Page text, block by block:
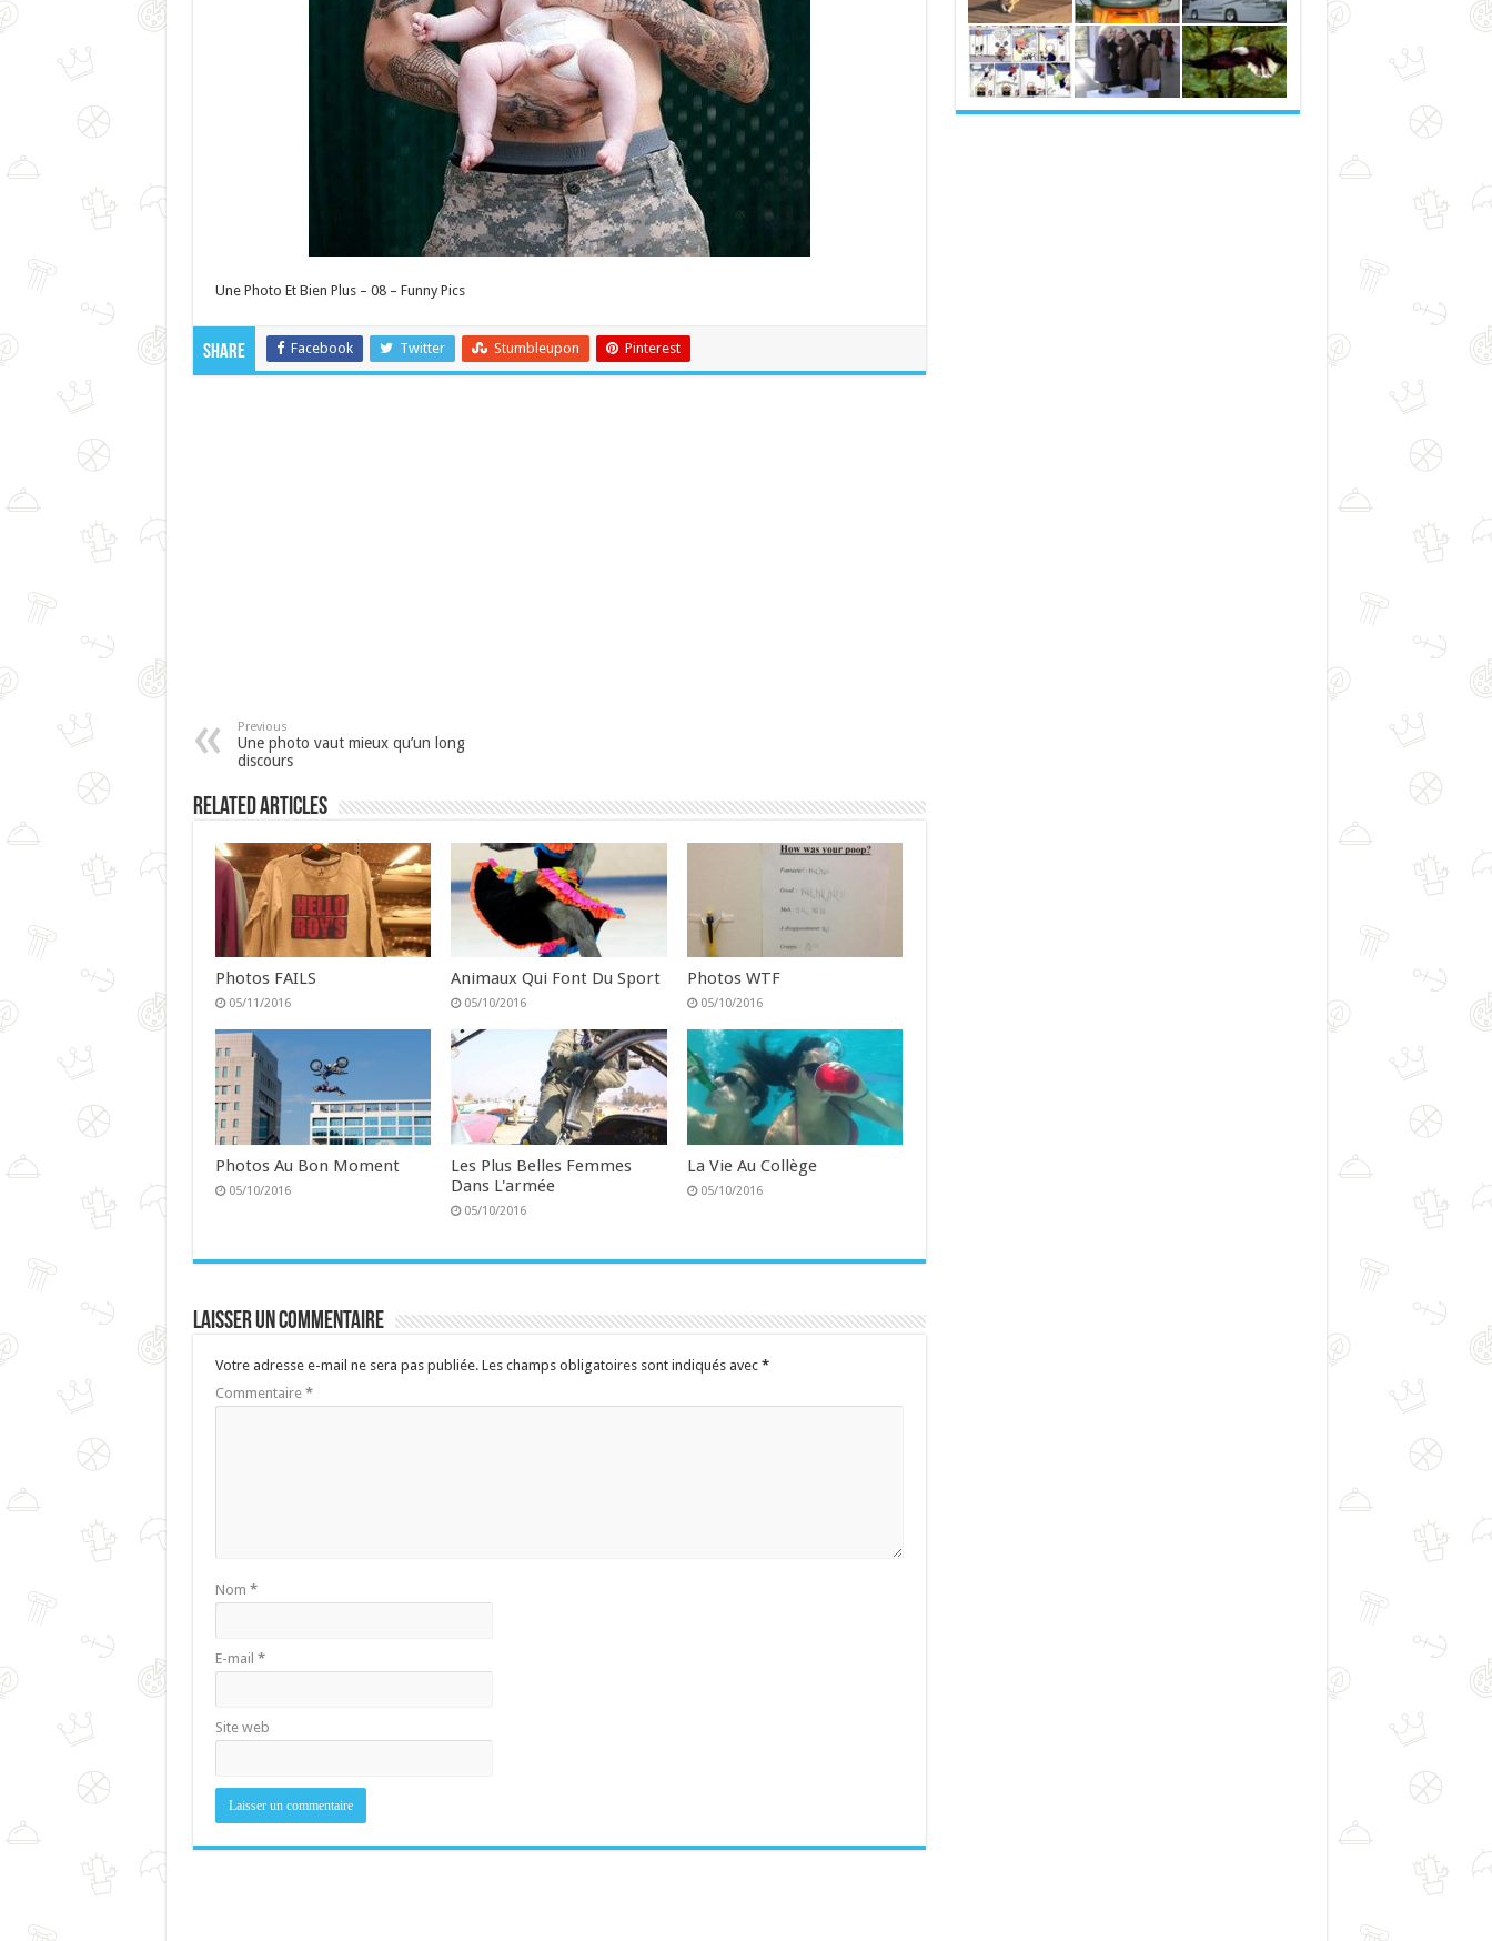
Une Photo Et Bien Plus – 08 – Funny Pics
Share Facebook Twitter Stumbleupon Pinterest
Previous
Une photo vaut mieux qu’un long
discours
Related Articles
Photos FAILS
05/11/2016
Animaux Qui Font Du Sport
05/10/2016
Photos WTF
05/10/2016
Photos Au Bon Moment
05/10/2016
Les Plus Belles Femmes
Dans L'armée
05/10/2016
La Vie Au Collège
05/10/2016
Laisser un commentaire
Votre adresse e-mail ne sera pas publiée. Les champs obligatoires sont indiqués avec *
Commentaire *
Nom *
E-mail *
Site web